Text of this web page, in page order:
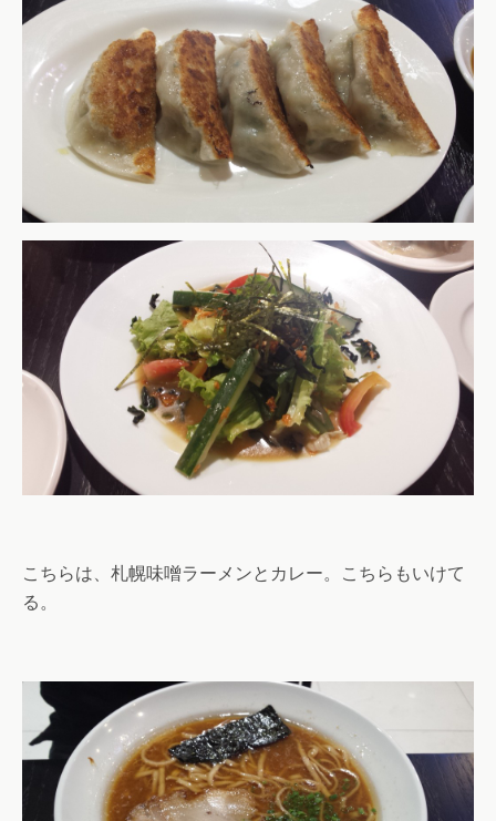
こちらは、札幌味噌ラーメンとカレー。こちらもいけて
る。